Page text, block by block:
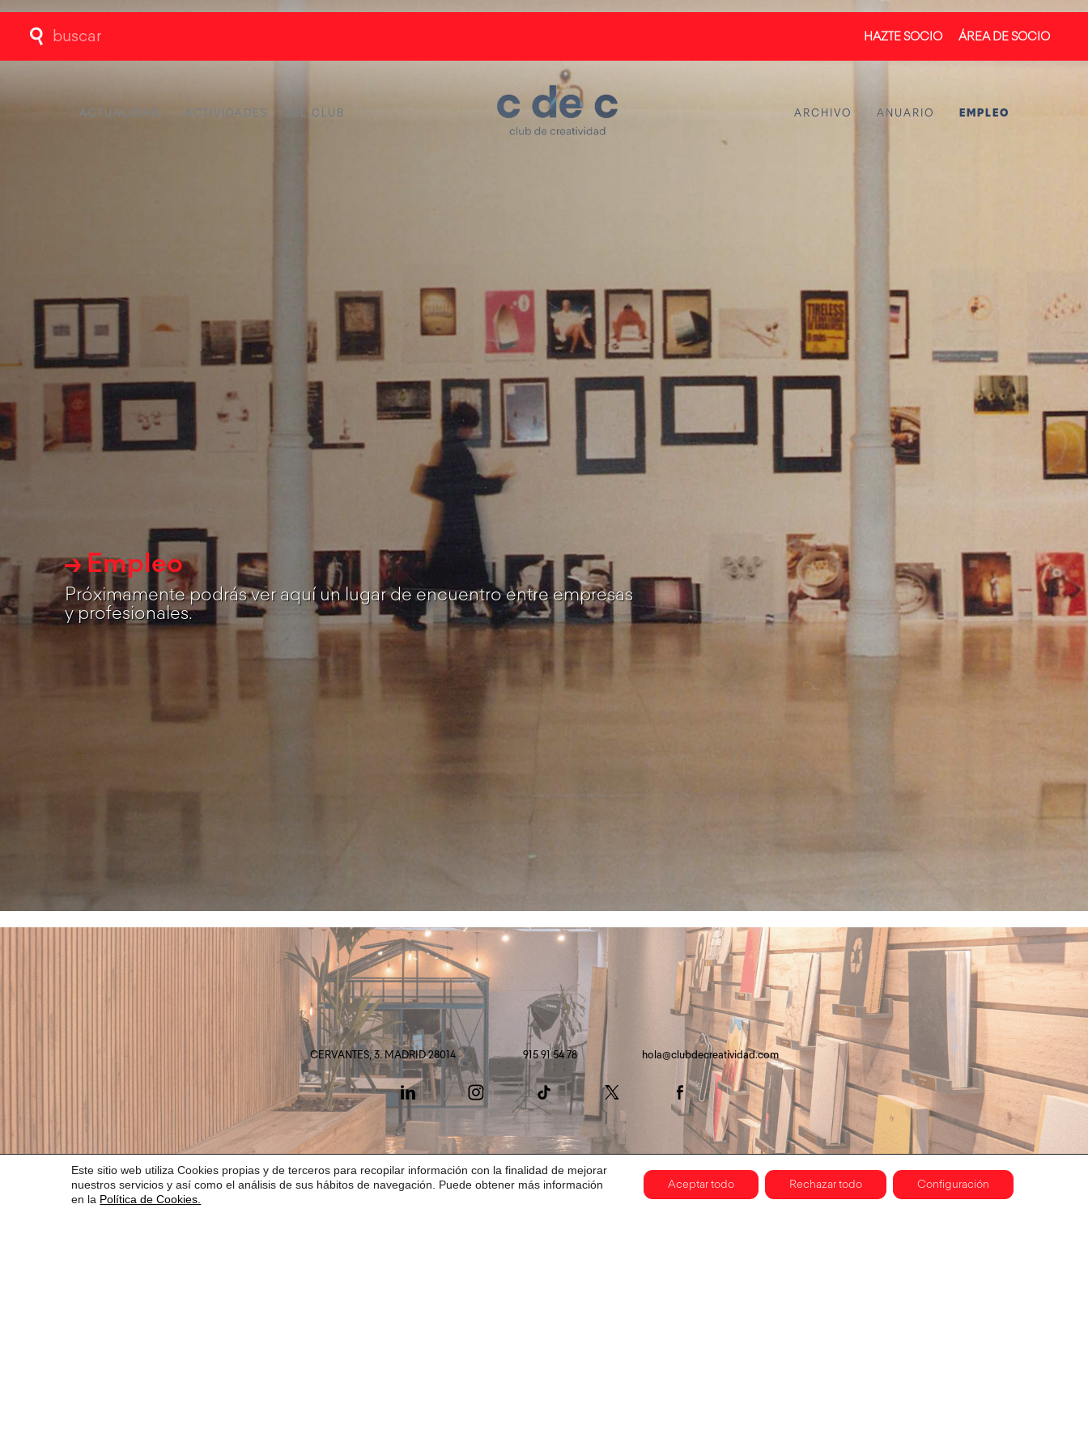
Buscar: HAZTE SOCIO ÁREA DE SOCIO
ACTUALIDAD ACTIVIDADES EL CLUB ARCHIVO ANUARIO EMPLEO
→ Empleo
Próximamente podrás ver aquí un lugar de encuentro entre empresas
y profesionales.
CERVANTES, 3. MADRID 28014 915 91 54 78 hola@clubdecreatividad.com
Este sitio web utiliza Cookies propias y de terceros para recopilar información con la finalidad de mejorar
nuestros servicios y así como el análisis de sus hábitos de navegación. Puede obtener más información
en la Política de Cookies.
Aceptar todo Rechazar todo Configuración